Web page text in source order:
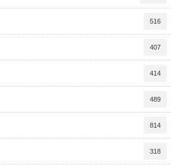
516
407
414
489
814
318